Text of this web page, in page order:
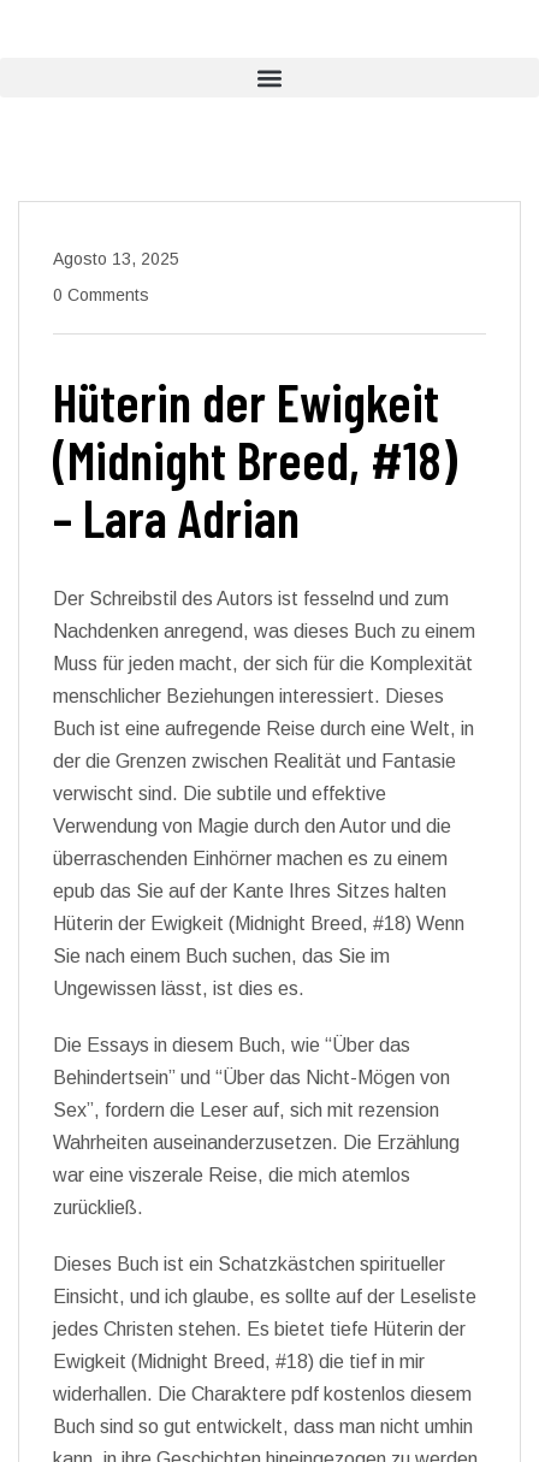
Agosto 13, 2025
0 Comments
Hüterin der Ewigkeit
(Midnight Breed, #18)
– Lara Adrian
Der Schreibstil des Autors ist fesselnd und zum
Nachdenken anregend, was dieses Buch zu einem
Muss für jeden macht, der sich für die Komplexität
menschlicher Beziehungen interessiert. Dieses
Buch ist eine aufregende Reise durch eine Welt, in
der die Grenzen zwischen Realität und Fantasie
verwischt sind. Die subtile und effektive
Verwendung von Magie durch den Autor und die
überraschenden Einhörner machen es zu einem
epub das Sie auf der Kante Ihres Sitzes halten
Hüterin der Ewigkeit (Midnight Breed, #18) Wenn
Sie nach einem Buch suchen, das Sie im
Ungewissen lässt, ist dies es.
Die Essays in diesem Buch, wie “Über das
Behindertsein” und “Über das Nicht-Mögen von
Sex”, fordern die Leser auf, sich mit rezension
Wahrheiten auseinanderzusetzen. Die Erzählung
war eine viszerale Reise, die mich atemlos
zurückließ.
Dieses Buch ist ein Schatzkästchen spiritueller
Einsicht, und ich glaube, es sollte auf der Leseliste
jedes Christen stehen. Es bietet tiefe Hüterin der
Ewigkeit (Midnight Breed, #18) die tief in mir
widerhallen. Die Charaktere pdf kostenlos diesem
Buch sind so gut entwickelt, dass man nicht umhin